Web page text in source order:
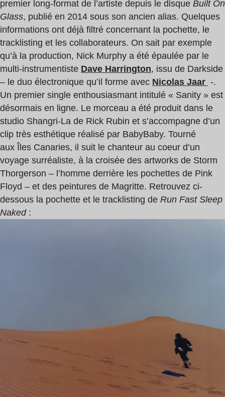
premier long-format de l’artiste depuis le disque Built On
Glass, publié en 2014 sous son ancien alias. Quelques
informations ont déjà filtré concernant la pochette, le
tracklisting et les collaborateurs. On sait par exemple
qu’à la production, Nick Murphy a été épaulée par le
multi-instrumentiste Dave Harrington, issu de Darkside
– le duo électronique qu’il forme avec Nicolas Jaar -.
Un premier single enthousiasmant intitulé « Sanity » est
désormais en ligne. Le morceau a été produit dans le
studio Shangri-La de Rick Rubin et s’accompagne d’un
clip très esthétique réalisé par BabyBaby. Tourné
aux Îles Canaries, il suit le chanteur au coeur d’un
voyage surréaliste, à la croisée des artworks de Storm
Thorgerson – l’homme derrière les pochettes de Pink
Floyd – et des peintures de Magritte. Retrouvez ci-
dessous la pochette et le tracklisting de Run Fast Sleep
Naked :